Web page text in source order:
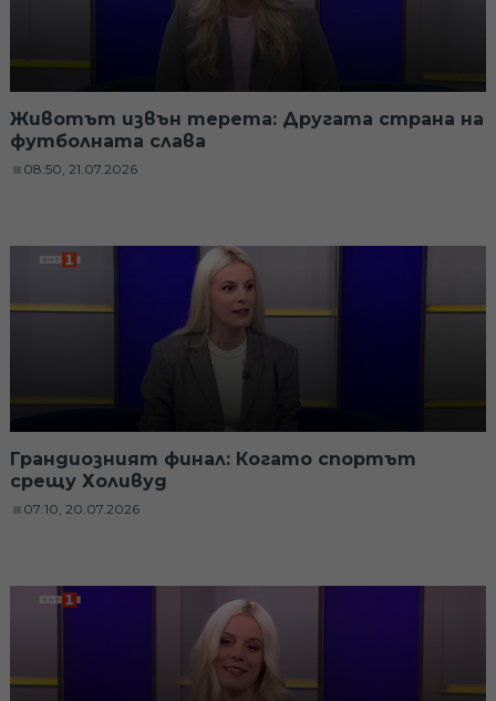
Животът извън терета: Другата страна на
футболната слава
08:50, 21.07.2026
Грандиозният финал: Когато спортът
срещу Холивуд
07:10, 20.07.2026